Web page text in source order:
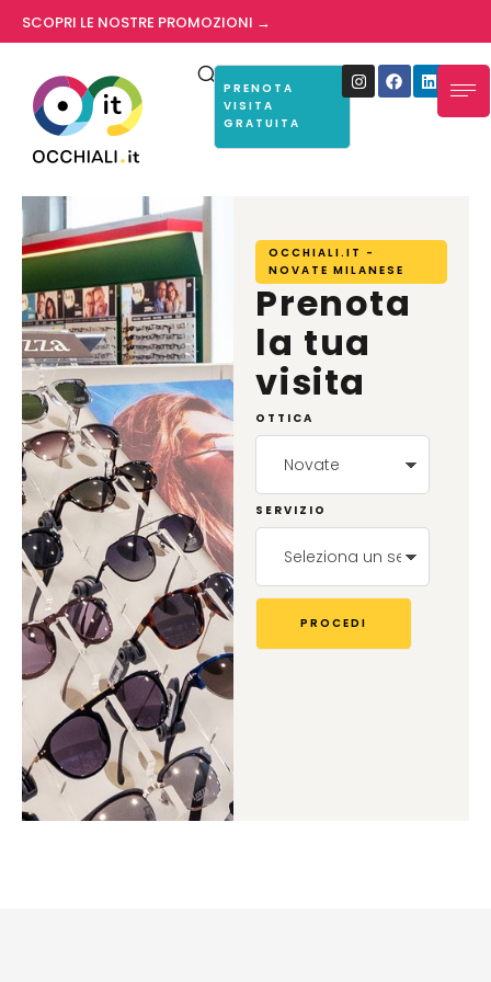
SCOPRI LE NOSTRE PROMOZIONI →
PRENOTA
VISITA
GRATUITA
OCCHIALI.IT -
NOVATE MILANESE
Prenota
la tua
visita
OTTICA
SERVIZIO